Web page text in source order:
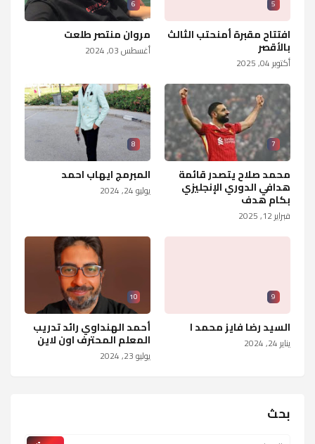
5
افتتاح مقبرة أمنحتب الثالث
بالأقصر
أكتوبر 04, 2025
6
مروان منتصر طلعت
أغسطس 03, 2024
7
محمد صلاح يتصدر قائمة
هدافي الدوري الإنجليزي
بكام هدف
فبراير 12, 2025
8
المبرمج ايهاب احمد
يوليو 24, 2024
9
السيد رضا فايز محمد ا
يناير 24, 2024
10
أحمد الهنداوي رائد تدريب
المعلم المحترف اون لاين
يوليو 23, 2024
بحث